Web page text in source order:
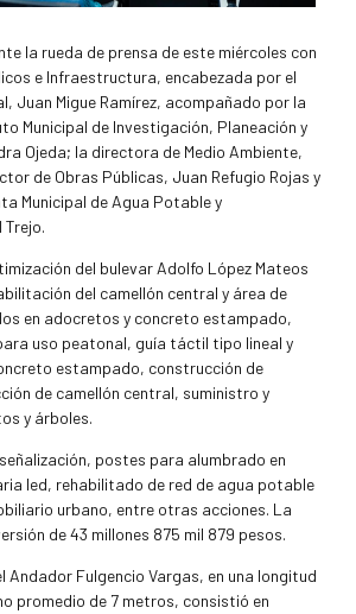
la rueda de prensa de este miércoles con
e Infraestructura, encabezada por el
Juan Migue Ramírez, acompañado por la
Municipal de Investigación, Planeación y
Ojeda; la directora de Medio Ambiente,
de Obras Públicas, Juan Refugio Rojas y
Municipal de Agua Potable y
del bulevar Adolfo López Mateos
del camellón central y área de
en adocretos y concreto estampado,
uso peatonal, guía táctil tipo lineal y
estampado, construcción de
de camellón central, suministro y
y árboles.
postes para alumbrado en
led, rehabilitado de red de agua potable
urbano, entre otras acciones. La
de 43 millones 875 mil 879 pesos.
Andador Fulgencio Vargas, en una longitud
promedio de 7 metros, consistió en